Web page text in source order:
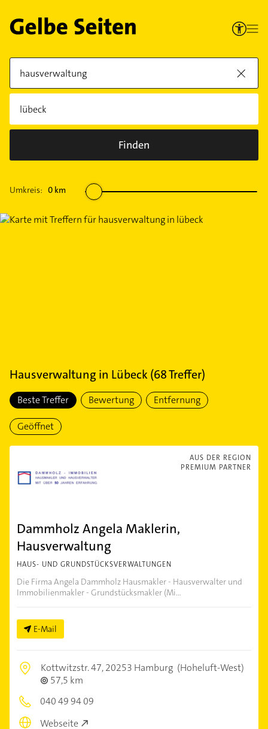
Finden
Umkreis: 0 km
Hausverwaltung in Lübeck(68Treffer)
Beste Treffer Bewertung Entfernung
Geöffnet
AUS DER REGION
PREMIUM PARTNER
Dammholz Angela Maklerin,
Hausverwaltung
HAUS- UND GRUNDSTÜCKSVERWALTUNGEN
Die Firma Angela Dammholz Hausmakler - Hausverwalter und
Immobilienmakler - Grundstücksmakler (Mi...
E-Mail
Kottwitzstr. 47,20253 Hamburg (Hoheluft-West)
57,5 km
040 49 94 09
Webseite